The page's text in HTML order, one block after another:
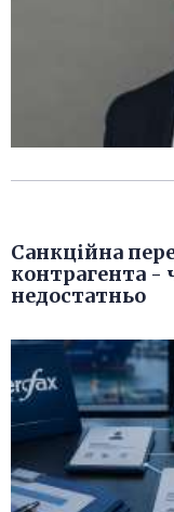
Санкційна
контрагента -
недостатньо